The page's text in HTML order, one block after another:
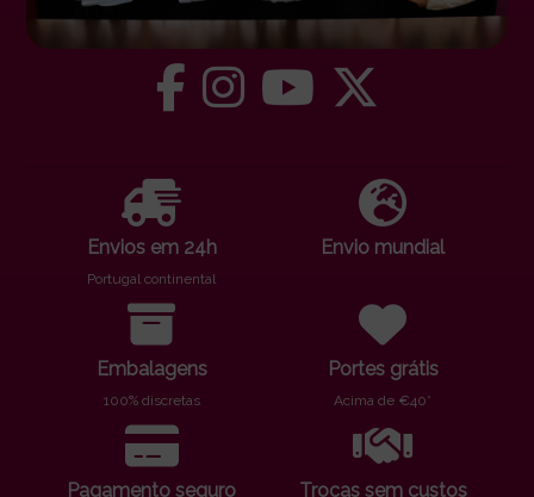
Envios em 24h
Portugal continental
Envio mundial
Embalagens
100% discretas
Portes grátis
Acima de €40*
Pagamento seguro Trocas sem custos